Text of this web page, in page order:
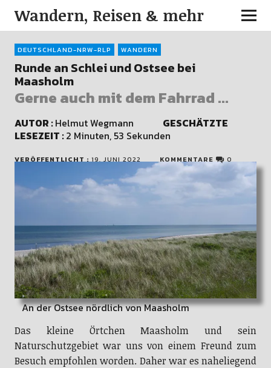
Wandern, Reisen & mehr
DEUTSCHLAND-NRW-RLP WANDERN
Runde an Schlei und Ostsee bei
Maasholm
Gerne auch mit dem Fahrrad ...
AUTOR :Helmut Wegmann GESCHÄTZTE
LESEZEIT :2 Minuten, 53 Sekunden
VERÖFFENTLICHT : 19. JUNI 2022 KOMMENTARE 0
An der Ostsee nördlich von Maasholm
Das kleine Örtchen Maasholm und sein
Naturschutzgebiet war uns von einem Freund zum
Besuch empfohlen worden. Daher war es naheliegend